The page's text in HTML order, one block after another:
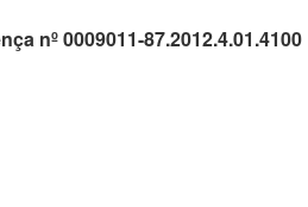
nº 0009011-87.2012.4.01.4100